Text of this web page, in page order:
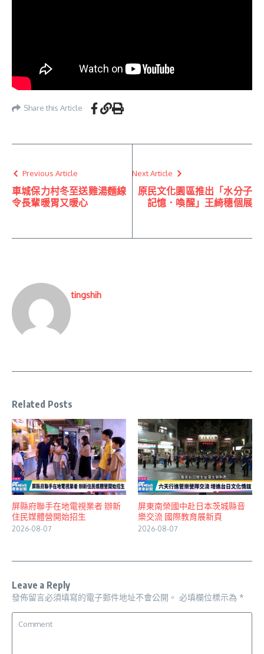
Share this Article
Previous Article
車城保力村冬至送雞湯麵線
令長輩暖胃又暖心
Next Article
原民文化園區推出「水分子
記憶．喚醒」王綺穗個展
tingshih
Related Posts
屏縣府聯手在地電視業者 辦新
住民媒體營開始招生
2026-08-07
屏東南榮國中赴日本茨城縣音
樂交流 國際教育展新頁
2026-08-07
Leave a Reply
發佈留言必須填寫的電子郵件地址不會公開。 必填欄位標示為 *